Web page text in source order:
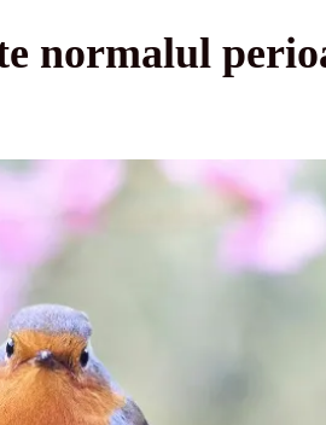
normalul